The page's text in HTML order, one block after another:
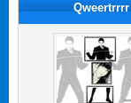
Qweertrrrr